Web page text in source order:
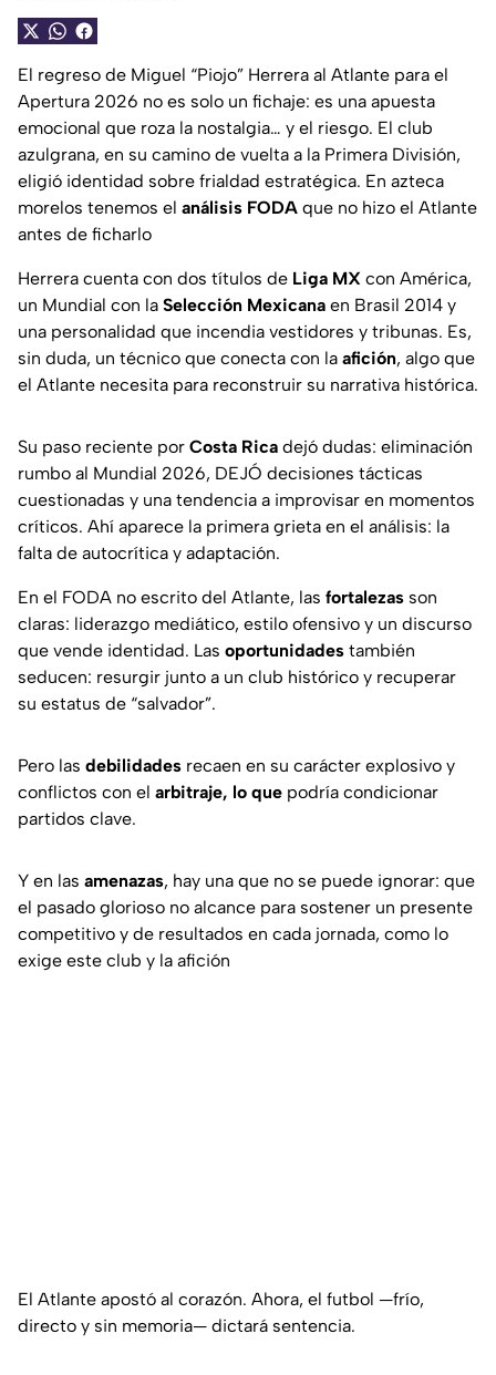
El regreso de Miguel “Piojo” Herrera al Atlante para el
Apertura 2026 no es solo un fichaje: es una apuesta
emocional que roza la nostalgia… y el riesgo. El club
azulgrana, en su camino de vuelta a la Primera División,
eligió identidad sobre frialdad estratégica. En azteca
morelos tenemos el análisis FODA que no hizo el Atlante
antes de ficharlo
Herrera cuenta con dos títulos de Liga MX con América,
un Mundial con la Selección Mexicana en Brasil 2014 y
una personalidad que incendia vestidores y tribunas. Es,
sin duda, un técnico que conecta con la afición, algo que
el Atlante necesita para reconstruir su narrativa histórica.
Su paso reciente por Costa Rica dejó dudas: eliminación
rumbo al Mundial 2026, DEJÓ decisiones tácticas
cuestionadas y una tendencia a improvisar en momentos
críticos. Ahí aparece la primera grieta en el análisis: la
falta de autocrítica y adaptación.
En el FODA no escrito del Atlante, las fortalezas son
claras: liderazgo mediático, estilo ofensivo y un discurso
que vende identidad. Las oportunidades también
seducen: resurgir junto a un club histórico y recuperar
su estatus de “salvador”.
Pero las debilidades recaen en su carácter explosivo y
conflictos con el arbitraje, lo que podría condicionar
partidos clave.
Y en las amenazas, hay una que no se puede ignorar: que
el pasado glorioso no alcance para sostener un presente
competitivo y de resultados en cada jornada, como lo
exige este club y la afición
El Atlante apostó al corazón. Ahora, el futbol —frío,
directo y sin memoria— dictará sentencia.